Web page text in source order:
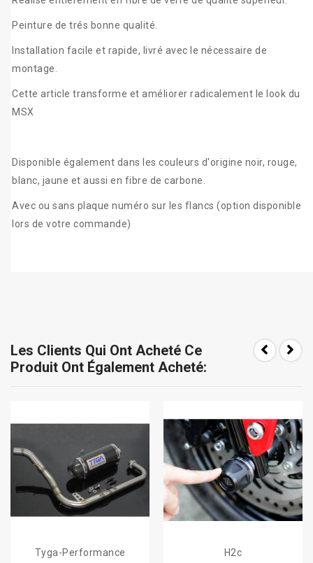
Peinture de trés bonne qualité.
Installation facile et rapide, livré avec le nécessaire de
montage.
Cette article transforme et améliorer radicalement le look du
MSX
Disponible également dans les couleurs d'origine noir, rouge,
blanc, jaune et aussi en fibre de carbone.
Avec ou sans plaque numéro sur les flancs (option disponible
lors de votre commande)
Les Clients Qui Ont Acheté Ce
Produit Ont Également Acheté:
Tyga-Performance
H2c